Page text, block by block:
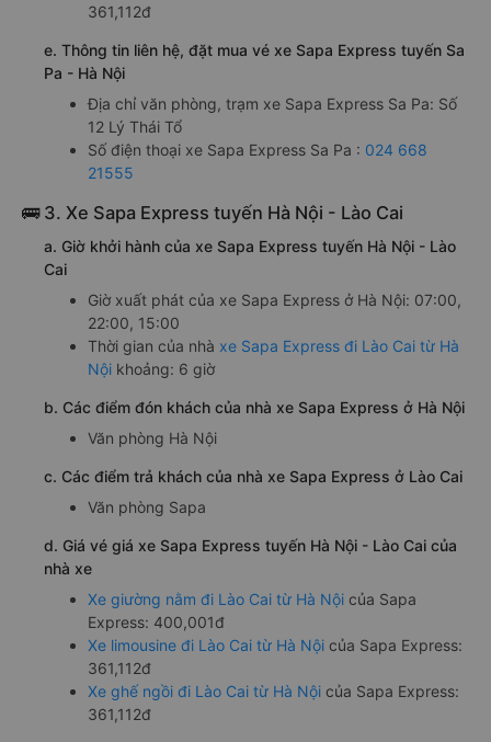
361,112đ
e. Thông tin liên hệ, đặt mua vé xe Sapa Express tuyến Sa
Pa - Hà Nội
Địa chỉ văn phòng, trạm xe Sapa Express Sa Pa: Số
12 Lý Thái Tổ
Số điện thoại xe Sapa Express Sa Pa : 024 668
21555
🚌 3. Xe Sapa Express tuyến Hà Nội - Lào Cai
a. Giờ khởi hành của xe Sapa Express tuyến Hà Nội - Lào
Cai
Giờ xuất phát của xe Sapa Express ở Hà Nội: 07:00,
22:00, 15:00
Thời gian của nhà xe Sapa Express đi Lào Cai từ Hà
Nội khoảng: 6 giờ
b. Các điểm đón khách của nhà xe Sapa Express ở Hà Nội
Văn phòng Hà Nội
c. Các điểm trả khách của nhà xe Sapa Express ở Lào Cai
Văn phòng Sapa
d. Giá vé giá xe Sapa Express tuyến Hà Nội - Lào Cai của
nhà xe
Xe giường nằm đi Lào Cai từ Hà Nội của Sapa
Express: 400,001đ
Xe limousine đi Lào Cai từ Hà Nội của Sapa Express:
361,112đ
Xe ghế ngồi đi Lào Cai từ Hà Nội của Sapa Express:
361,112đ